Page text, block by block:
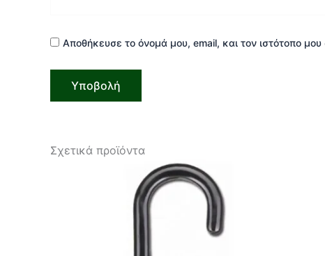
Αποθήκευσε το όνομά μου, email, και τον ιστότοπο
Σχετικά προϊόντα